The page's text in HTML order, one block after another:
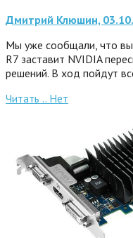
Дмитрий Клюшин,
Мы уже сообщали, что
R7 заставит NVIDIA
решений. В ход пойдут
Читать .. Нет